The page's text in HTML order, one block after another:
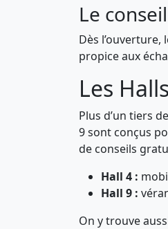
Le
Dès
propice aux
Les
Plus d’un tiers
9 sont conçus
de conseils
Hall 4 :
Hall 9 :
On y trouve